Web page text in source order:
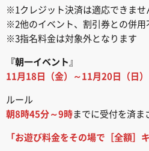
※1クレジット決済は適応できませ
※2他のイベント、割引券との併用
※3指名料金は対象外となります
『朝一イベント 』
11月18日（金）～11月20日（日）
ルール
朝8時45分～9時までに受付を済ま
「お遊び料金をその場で［全額］